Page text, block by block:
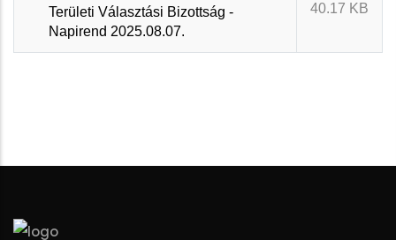
Területi Választási Bizottság -
Napirend 2025.08.07.
40.17 KB